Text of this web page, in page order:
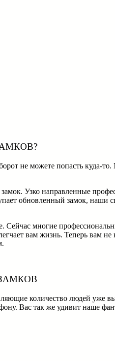
не можете попасть куда-
Узко направленные
обновленный замок, наши
многие
вам жизнь. Теперь вам
количество людей уже
Вас так же удивит наше